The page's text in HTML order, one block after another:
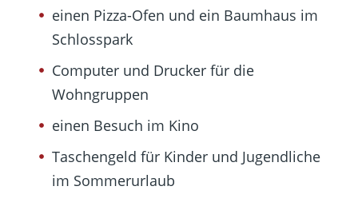
einen Pizza-Ofen und ein Baumhaus im
Schlosspark
Computer und Drucker für die
Wohngruppen
einen Besuch im Kino
Taschengeld für Kinder und Jugendliche
im Sommerurlaub